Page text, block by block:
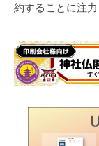
約することに注